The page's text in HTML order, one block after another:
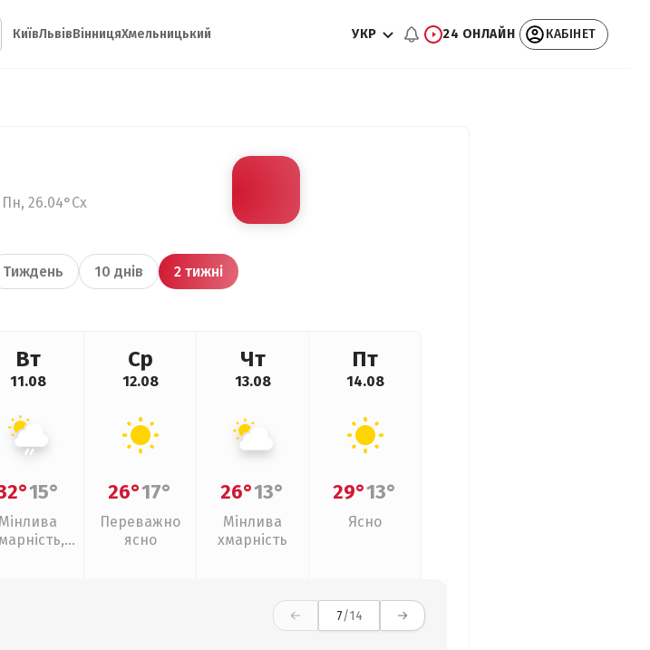
КиївЛьвівВінницяХмельницький УКР 24 ОНЛАЙН КАБІНЕТ
26.04°Сх
Тиждень 10 днів 2 тижні
Вт
11.08
15°
Мінлива
Ср
12.08
26°17°
Переважно
ясно
Чт
13.08
26°13°
Мінлива
хмарність
Пт
14.08
29°13°
Ясно
7/14